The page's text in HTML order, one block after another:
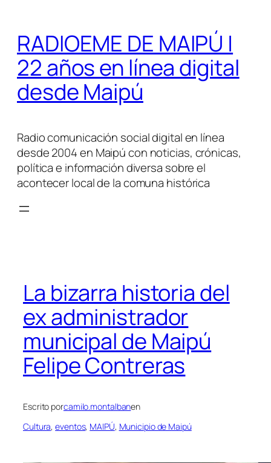
contenido
RADIOEME DE MAIPÚ |
22 años en línea digital
desde Maipú
Radio comunicación social digital en línea
desde 2004 en Maipú con noticias, crónicas,
política e información diversa sobre el
acontecer local de la comuna histórica
La bizarra historia del
ex administrador
municipal de Maipú
Felipe Contreras
Escrito porcamilo.montalbanen
Cultura, eventos, MAIPÚ, Municipio de Maipú